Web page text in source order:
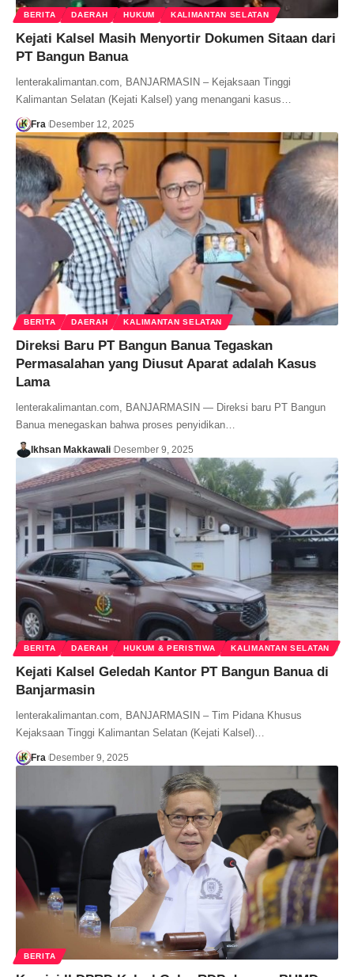
BERITA DAERAH HUKUM KALIMANTAN SELATAN
Kejati Kalsel Masih Menyortir Dokumen Sitaan dari
PT Bangun Banua
lenterakalimantan.com, BANJARMASIN – Kejaksaan Tinggi
Kalimantan Selatan (Kejati Kalsel) yang menangani kasus…
Fra Desember 12, 2025
BERITA DAERAH KALIMANTAN SELATAN
Direksi Baru PT Bangun Banua Tegaskan
Permasalahan yang Diusut Aparat adalah Kasus
Lama
lenterakalimantan.com, BANJARMASIN — Direksi baru PT Bangun
Banua menegaskan bahwa proses penyidikan…
Ikhsan Makkawali Desember 9, 2025
BERITA DAERAH HUKUM & PERISTIWA KALIMANTAN SELATAN
Kejati Kalsel Geledah Kantor PT Bangun Banua di
Banjarmasin
lenterakalimantan.com, BANJARMASIN – Tim Pidana Khusus
Kejaksaan Tinggi Kalimantan Selatan (Kejati Kalsel)…
Fra Desember 9, 2025
BERITA